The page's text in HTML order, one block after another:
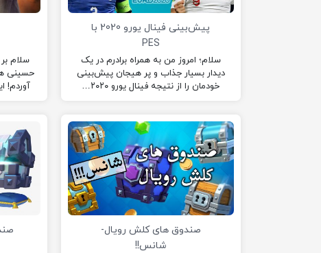
پیش‌بینی فینال یورو 2020 با
PES
سلام؛ امروز من به همراه برادرم در یک
دیدار بسیار جذاب و پر هیجان پیش‌بینی
خودمان را از نتیجه فینال یورو ۲۰۲۰…
سلام
حسینی
آوردم!
صندوق های کلش رویال-
شانس!!